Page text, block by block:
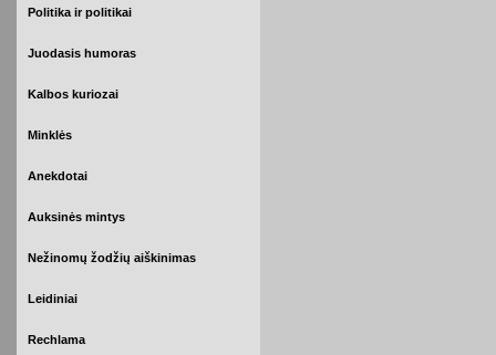
Politika ir politikai
Juodasis humoras
Kalbos kuriozai
Minklės
Anekdotai
Auksinės mintys
Nežinomų žodžių aiškinimas
Leidiniai
Rechlama